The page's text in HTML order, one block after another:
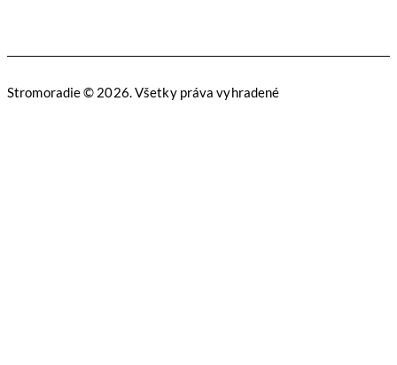
Stromoradie © 2026. Všetky práva vyhradené